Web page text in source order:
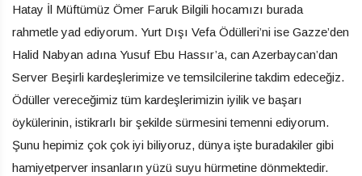
Hatay İl Müftümüz Ömer Faruk Bilgili hocamızı burada
rahmetle yad ediyorum. Yurt Dışı Vefa Ödülleri’ni ise Gazze’den
Halid Nabyan adına Yusuf Ebu Hassır’a, can Azerbaycan’dan
Server Beşirli kardeşlerimize ve temsilcilerine takdim edeceğiz.
Ödüller vereceğimiz tüm kardeşlerimizin iyilik ve başarı
öykülerinin, istikrarlı bir şekilde sürmesini temenni ediyorum.
Şunu hepimiz çok çok iyi biliyoruz, dünya işte buradakiler gibi
hamiyetperver insanların yüzü suyu hürmetine dönmektedir.